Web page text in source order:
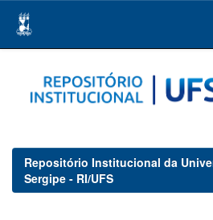
navigation
Repositório Institucional da
Sergipe - RI/UFS